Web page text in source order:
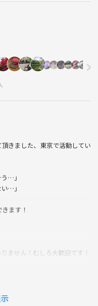
きました、東京で活動してい
…」
…」
ます！
ません！むしろ大歓迎です！